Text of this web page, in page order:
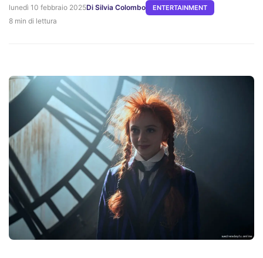
lunedì 10 febbraio 2025Di Silvia Colombo ENTERTAINMENT
8 min di lettura